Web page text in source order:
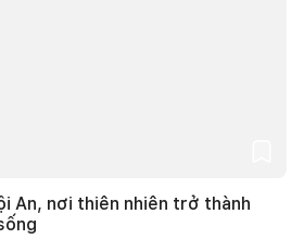
An, nơi thiên nhiên trở thành